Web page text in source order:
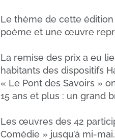
Le thème de cette
poème et une œuvre
La remise des prix a eu
habitants des dispositifs
« Le Pont des Savoirs »
15 ans et plus : un grand
Les œuvres des 42
Comédie » jusqu’à mi-